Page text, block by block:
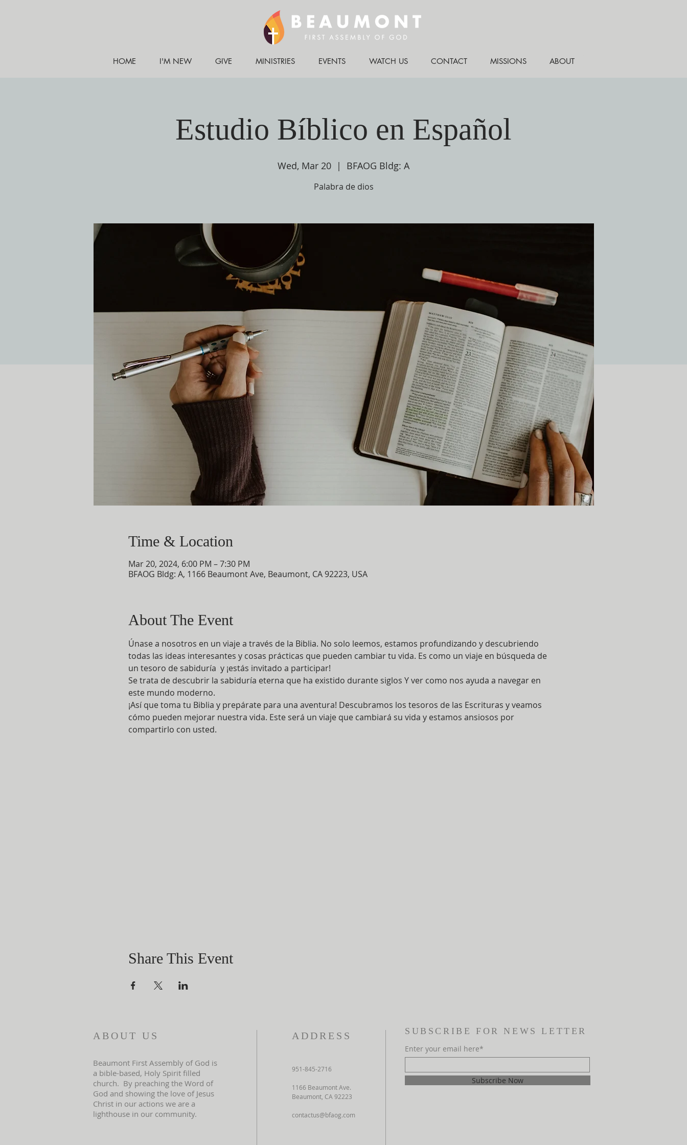
HOME I'M NEW GIVE MINISTRIES EVENTS WATCH US CONTACT MISSIONS ABOUT
Estudio Bíblico en Español
Wed, Mar 20
  |
BFAOG Bldg: A
Palabra de dios
Time & Location
Mar 20, 2024, 6:00 PM – 7:30 PM
BFAOG Bldg: A, 1166 Beaumont Ave, Beaumont, CA 92223, USA
About The Event
Únase a nosotros en un viaje a través de la Biblia. No solo leemos, estamos profundizando y descubriendo
todas las ideas interesantes y cosas prácticas que pueden cambiar tu vida. Es como un viaje en búsqueda de
un tesoro de sabiduría  y ¡estás invitado a participar!
Se trata de descubrir la sabiduría eterna que ha existido durante siglos Y ver como nos ayuda a navegar en
este mundo moderno.
¡Así que toma tu Biblia y prepárate para una aventura! Descubramos los tesoros de las Escrituras y veamos
cómo pueden mejorar nuestra vida. Este será un viaje que cambiará su vida y estamos ansiosos por
compartirlo con usted.
Share This Event
ABOUT US
Beaumont First Assembly of God is
a bible-based, Holy Spirit filled
church. By preaching the Word of
God and showing the love of Jesus
Christ in our actions we are a
lighthouse in our community.
ADDRESS
951-845-2716
1166 Beaumont Ave.
Beaumont, CA 92223
contactus@bfaog.com
SUBSCRIBE FOR NEWS LETTER
Enter your email here*
Subscribe Now